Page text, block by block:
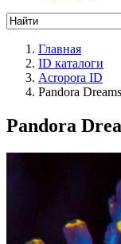
Главная
ID каталоги
Acropora ID
Pandora Dreams
Pandora